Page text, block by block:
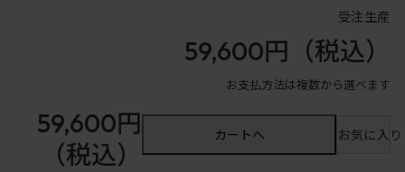
受注生産
59,600円 （税込）
お支払方法は複数から選べます
59,600円
（税込）
カートへ お気に入